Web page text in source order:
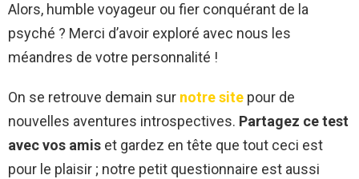
Alors, humble voyageur ou fier conquérant de la
psyché ? Merci d’avoir exploré avec nous les
méandres de votre personnalité !
On se retrouve demain sur notre site pour de
nouvelles aventures introspectives. Partagez ce test
avec vos amis et gardez en tête que tout ceci est
pour le plaisir ; notre petit questionnaire est aussi